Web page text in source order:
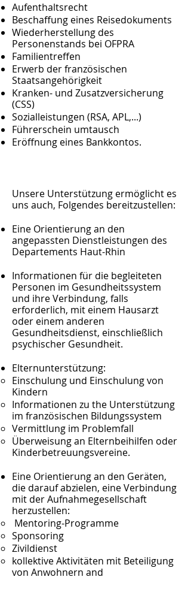
Aufenthaltsrecht
Beschaffung eines Reisedokuments
Wiederherstellung des
Personenstands bei OFPRA
Familientreffen
Erwerb der französischen
Staatsangehörigkeit
Kranken- und Zusatzversicherung
(CSS)
Sozialleistungen (RSA, APL,...)
Führerschein umtausch
Eröffnung eines Bankkontos.
Unsere Unterstützung ermöglicht es
uns auch, Folgendes bereitzustellen:
Eine Orientierung an den
angepassten Dienstleistungen des
Departements Haut-Rhin
Informationen für die begleiteten
Personen im Gesundheitssystem
und ihre Verbindung, falls
erforderlich, mit einem Hausarzt
oder einem anderen
Gesundheitsdienst, einschließlich
psychischer Gesundheit.
Elternunterstützung:
Einschulung und Einschulung von
Kindern
Informationen zu the Unterstützung
im französischen Bildungssystem
Vermittlung im Problemfall
Überweisung an Elternbeihilfen oder
Kinderbetreuungsvereine.
Eine Orientierung an den Geräten,
die darauf abzielen, eine Verbindung
mit der Aufnahmegesellschaft
herzustellen:
Mentoring-Programme
Sponsoring
Zivildienst
kollektive Aktivitäten mit Beteiligung
von Anwohnern and